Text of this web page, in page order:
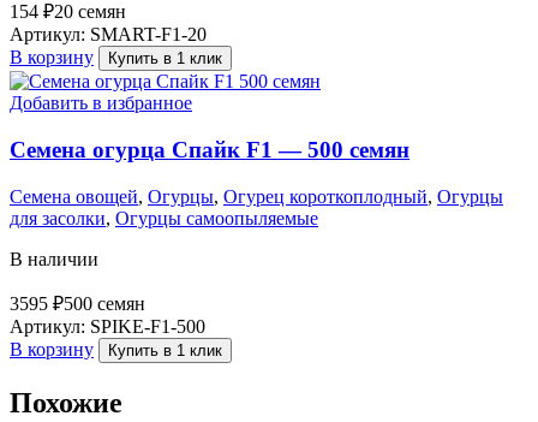
154 ₽20 семян
Артикул: SMART-F1-20
В корзину
Купить в 1 клик
Добавить в избранное
Семена огурца Спайк F1 — 500 семян
Семена овощей, Огурцы, Огурец короткоплодный, Огурцы
для засолки, Огурцы самоопыляемые
В наличии
3595 ₽500 семян
Артикул: SPIKE-F1-500
В корзину
Купить в 1 клик
Похожие